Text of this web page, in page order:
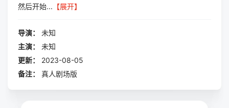
然后开始... 【展开】
导演：
未知
主演：
未知
更新：
2023-08-05
备注：
真人剧场版